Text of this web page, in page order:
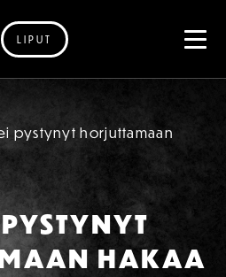
LIPUT
ei pystynyt horjuttamaan
HAKAA